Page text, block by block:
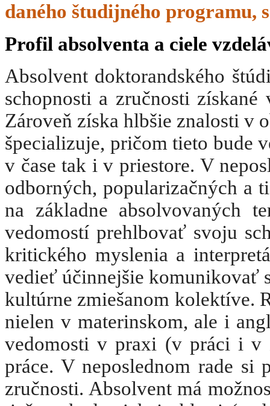
daného študijného programu,
Profil absolventa a ciele
Absolvent doktorandského
schopnosti a zručnosti
Zároveň získa hlbšie znalosti v
špecializuje, pričom tieto bude
v čase tak i v priestore. V
odborných, popularizačných a
na základne absolvovaných
vedomostí prehlbovať svoju
kritického myslenia a
vedieť účinnejšie komunikovať
kultúrne zmiešanom kolektíve.
nielen v materinskom, ale i
vedomosti v praxi (v práci i v
práce. V neposlednom rade si
zručnosti. Absolvent má